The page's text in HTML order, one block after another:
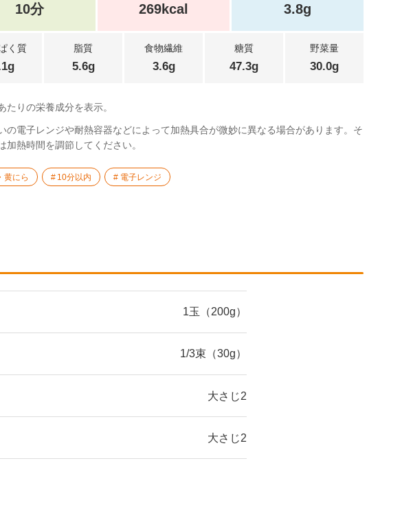
10分 269kcal 3.8g
く質 脂質
5.6g
食物繊維
3.6g
糖質
47.3g
野菜量
30.0g
たりの栄養成分を表示。
の電子レンジや耐熱容器などによって加熱具合が微妙に異なる場合があります。そ
加熱時間を調節してください。
黄にら 10分以内 電子レンジ
1玉（200g）
1/3束（30g）
大さじ2
大さじ2